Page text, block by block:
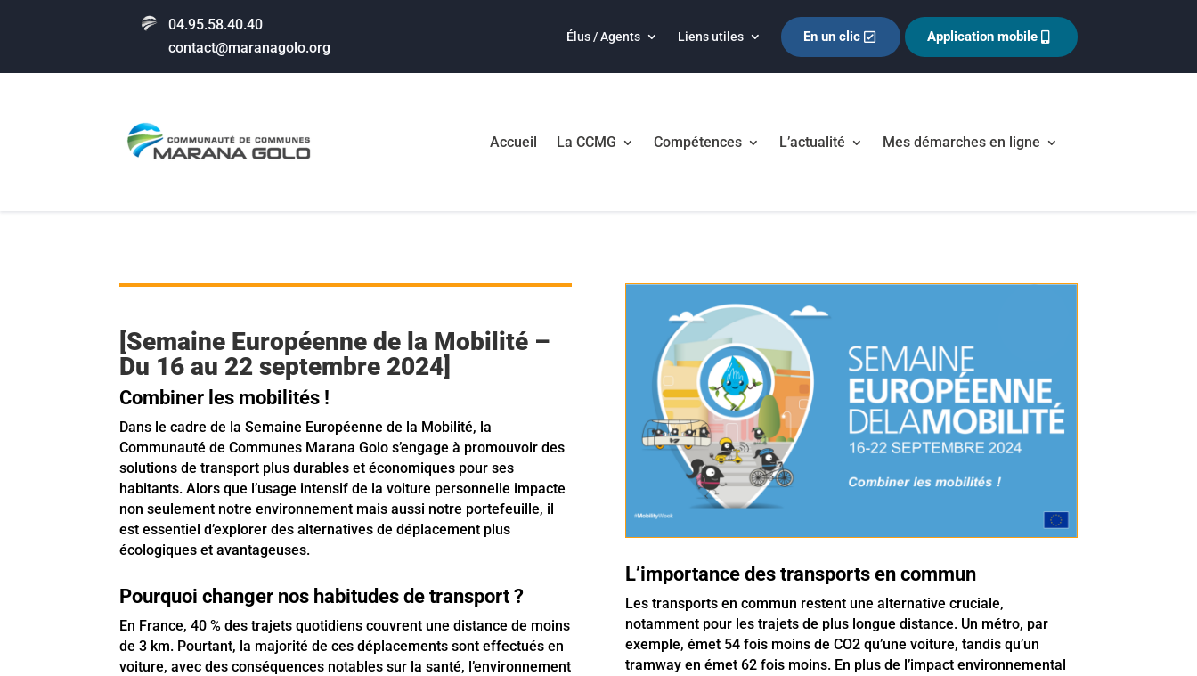
04.95.58.40.40
contact@maranagolo.org
Élus / Agents Liens utiles En un clic Application mobile
Accueil La CCMG Compétences L’actualité Mes démarches en ligne
[Semaine Européenne de la Mobilité –
Du 16 au 22 septembre 2024]
Combiner les mobilités !
Dans le cadre de la Semaine Européenne de la Mobilité, la
Communauté de Communes Marana Golo s’engage à promouvoir des
solutions de transport plus durables et économiques pour ses
habitants. Alors que l’usage intensif de la voiture personnelle impacte
non seulement notre environnement mais aussi notre portefeuille, il
est essentiel d’explorer des alternatives de déplacement plus
écologiques et avantageuses.
Pourquoi changer nos habitudes de transport ?
En France, 40 % des trajets quotidiens couvrent une distance de moins
de 3 km. Pourtant, la majorité de ces déplacements sont effectués en
voiture, avec des conséquences notables sur la santé, l’environnement
L’importance des transports en commun
Les transports en commun restent une alternative cruciale,
notamment pour les trajets de plus longue distance. Un métro, par
exemple, émet 54 fois moins de CO2 qu’une voiture, tandis qu’un
tramway en émet 62 fois moins. En plus de l’impact environnemental